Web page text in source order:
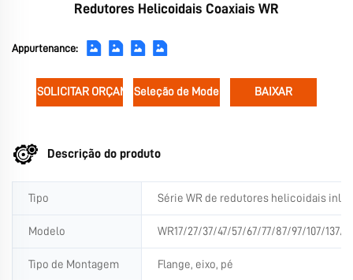
Redutores Helicoidais Coaxiais WR
Appurtenance:
SOLICITAR ORÇAMENTOSeleção de Modelos BAIXAR
Descrição do produto
Tipo Série WR de redutores helicoidais
Modelo WR17/27/37/47/57/67/77/87/97/107/137/
Tipo de Montagem Flange, eixo, pé